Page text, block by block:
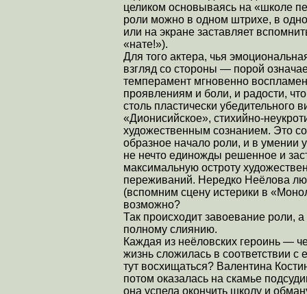
целиком основываясь на «школе
роли можно в одном штрихе, в
или на экране заставляет
«нате!»).
Для того актера, чья
взгляд со стороны — порой
темперамент мгновенно
проявлениям и боли, и радости,
столь пластически
«Дионисийское», стихийно-
художественным сознанием. Это
образное начало роли, и в умении
не нечто единожды решенное и
максимальную остроту
переживаний. Нередко Неёлова
(вспомним сцену истерики в
возможно?
Так происходит завоевание роли,
полному слиянию.
Каждая из неёловских героинь —
жизнь сложилась в соответствии
тут восхищаться? Валентина
потом оказалась на скамье
она успела окончить школу и